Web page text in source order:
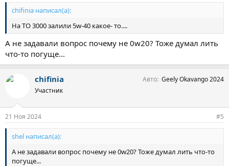
chifinia написал(а):
На ТО 3000 залили 5w-40 какое- то....
А не задавали вопрос почему не 0w20? Тоже думал лить
что-то погуще...
chifinia
Участник
Авто Geely Okavango 2024
21 Ноя 2024 #5
shel написал(а):
А не задавали вопрос почему не 0w20? Тоже думал лить что-то
погуще...